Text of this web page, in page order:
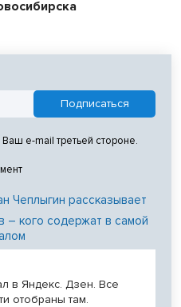
e-mail третьей стороне.
Чеплыгин рассказывает
– кого содержат в самой
в Яндекс. Дзен. Все
отобраны там.